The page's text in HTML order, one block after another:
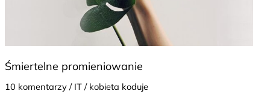
Śmiertelne promieniowanie
10 komentarzy / IT/ kobieta koduje